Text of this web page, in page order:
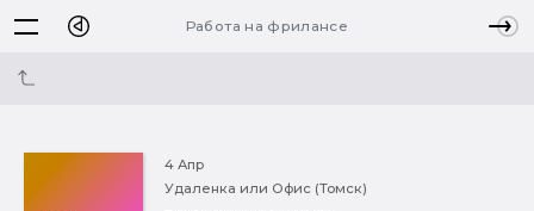
Работа на фрилансе
4 Апр
Удаленка или Офис (Томск)